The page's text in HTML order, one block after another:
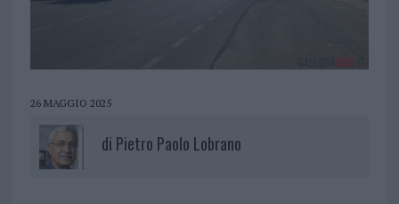
26 MAGGIO 2025
di Pietro Paolo Lobrano